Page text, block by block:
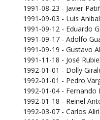
1991-08-23 - Javier
1991-09-03 - Luis
1991-09-12 - Eduardo
1991-09-17 - Adolfo
1991-09-19 - Gustavo
1991-11-18 - José
1992-01-01 - Dolly
1992-01-01 - Pedro
1992-01-04 -
1992-01-18 - Reinel
1992-03-07 - Carlos